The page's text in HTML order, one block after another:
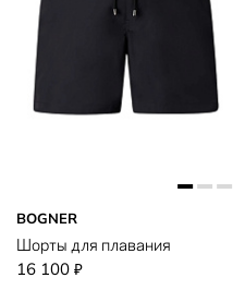
BOGNER
Шорты для плавания
16 100 ₽